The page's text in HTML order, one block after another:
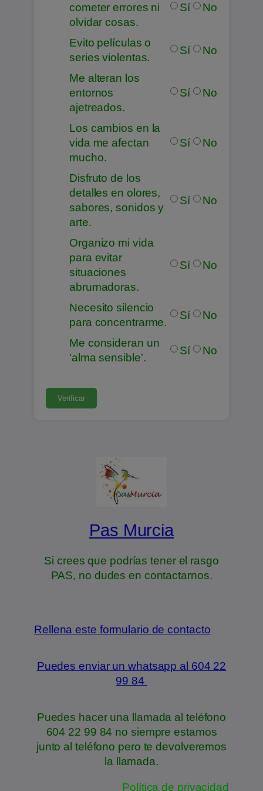
cometer errores ni
olvidar cosas.
Sí No
Evito películas o
series violentas.
Sí No
Me alteran los
entornos
ajetreados.
Sí No
Los cambios en la
vida me afectan
mucho.
Sí No
Disfruto de los
detalles en olores,
sabores, sonidos y
arte.
Sí No
Organizo mi vida
para evitar
situaciones
abrumadoras.
Sí No
Necesito silencio
para concentrarme.
Sí No
Me consideran un
'alma sensible'.
Sí No
Verificar
Pas Murcia
Si crees que podrías tener el rasgo
PAS, no dudes en contactarnos.
Rellena este formulario de contacto
Puedes enviar un whatsapp al 604 22
99 84
Puedes hacer una llamada al teléfono
604 22 99 84 no siempre estamos
junto al teléfono pero te devolveremos
la llamada.
Política de privacidad